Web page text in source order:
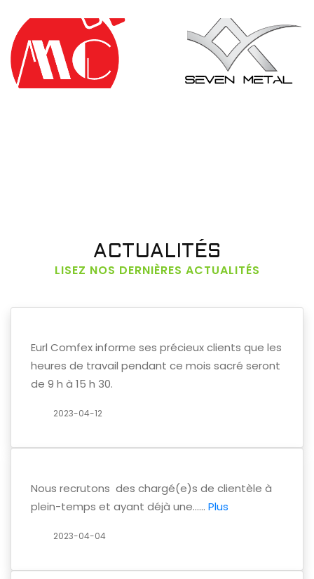
ACTUALITÉS
LISEZ NOS DERNIÈRES ACTUALITÉS
Eurl Comfex informe ses précieux clients que les
heures de travail pendant ce mois sacré seront
de 9 h à 15 h 30.
2023-04-12
Nous recrutons des chargé(e)s de clientèle à
plein-temps et ayant déjà une...... Plus
2023-04-04